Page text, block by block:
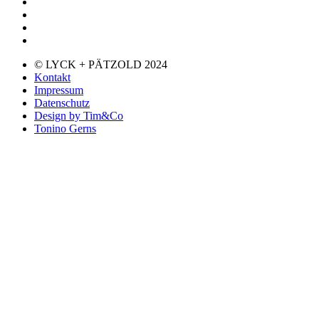
© LYCK + PÄTZOLD 2024
Kontakt
Impressum
Datenschutz
Design by Tim&Co
Tonino Gerns